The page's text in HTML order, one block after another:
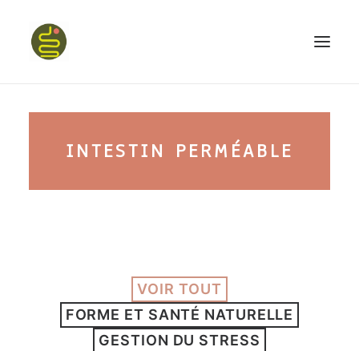
PROGRAMME HAPPY BELLY
CONFÉRENCES
podcast kinoa
INTESTIN PERMÉABLE
VOIR TOUT
FORME ET SANTÉ NATURELLE
GESTION DU STRESS